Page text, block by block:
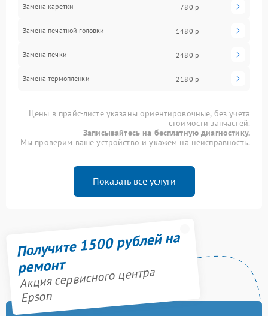
Замена каретки 780 р
Замена печатной головки 1480 р
Замена печки 2480 р
Замена термопленки 2180 р
Цены в прайс-листе указаны ориентировочные, без учета
стоимости запчастей.
Записывайтесь на бесплатную диагностику.
Мы проверим ваше устройство и укажем на неисправность.
Показать все услуги
Получите 1500 рублей на
ремонт
Акция сервисного центра
Epson